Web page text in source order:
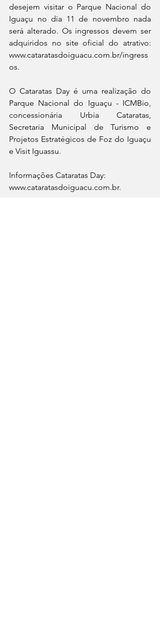
desejem visitar o Parque Nacional do
Iguaçu no dia 11 de novembro nada
será alterado. Os ingressos devem ser
adquiridos no site oficial do atrativo:
www.cataratasdoiguacu.com.br/ingress
os.
O Cataratas Day é uma realização do
Parque Nacional do Iguaçu - ICMBio,
concessionária Urbia Cataratas,
Secretaria Municipal de Turismo e
Projetos Estratégicos de Foz do Iguaçu
e Visit Iguassu.
Informações Cataratas Day:
www.cataratasdoiguacu.com.br.